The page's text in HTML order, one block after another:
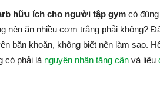
hữu ích cho người tập gym có
nên ăn nhiều cơm trắng phải không?
băn khoăn, không biết nên làm sao.
có phải là nguyên nhân tăng cân và liệu